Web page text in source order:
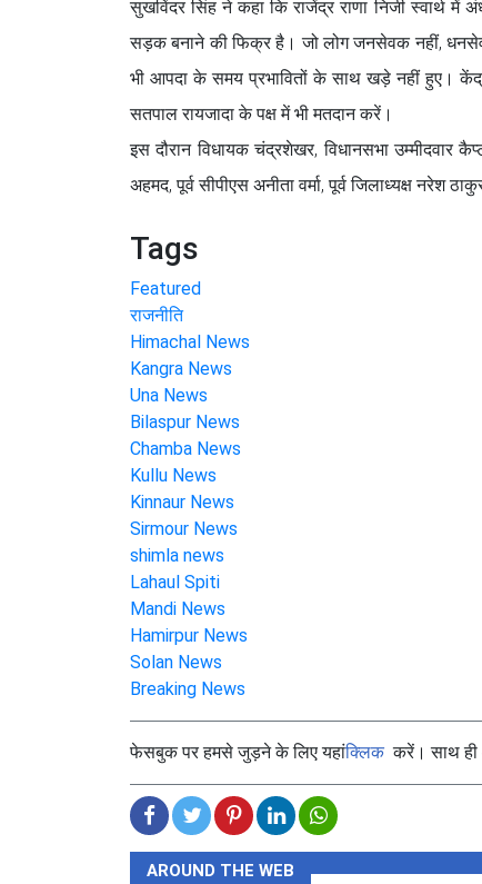
सुखविंदर सिंह ने कहा कि राजेंद्र राणा निजी स्वार्थ
सड़क बनाने की फिक्र है। जो लोग जनसेवक नहीं,
भी आपदा के समय प्रभावितों के साथ खड़े नहीं हुए।
सतपाल रायजादा के पक्ष में भी मतदान करें।
इस दौरान विधायक चंद्रशेखर, विधानसभा उम्मीदवार
अहमद, पूर्व सीपीएस अनीता वर्मा, पूर्व जिलाध्यक्ष नरेश
Tags
Featured
राजनीति
Himachal News
Kangra News
Una News
Bilaspur News
Chamba News
Kullu News
Kinnaur News
Sirmour News
shimla news
Lahaul Spiti
Mandi News
Hamirpur News
Solan News
Breaking News
फेसबुक पर हमसे जुड़ने के लिए यहांक्लिककरें। साथ ही
AROUND THE WEB